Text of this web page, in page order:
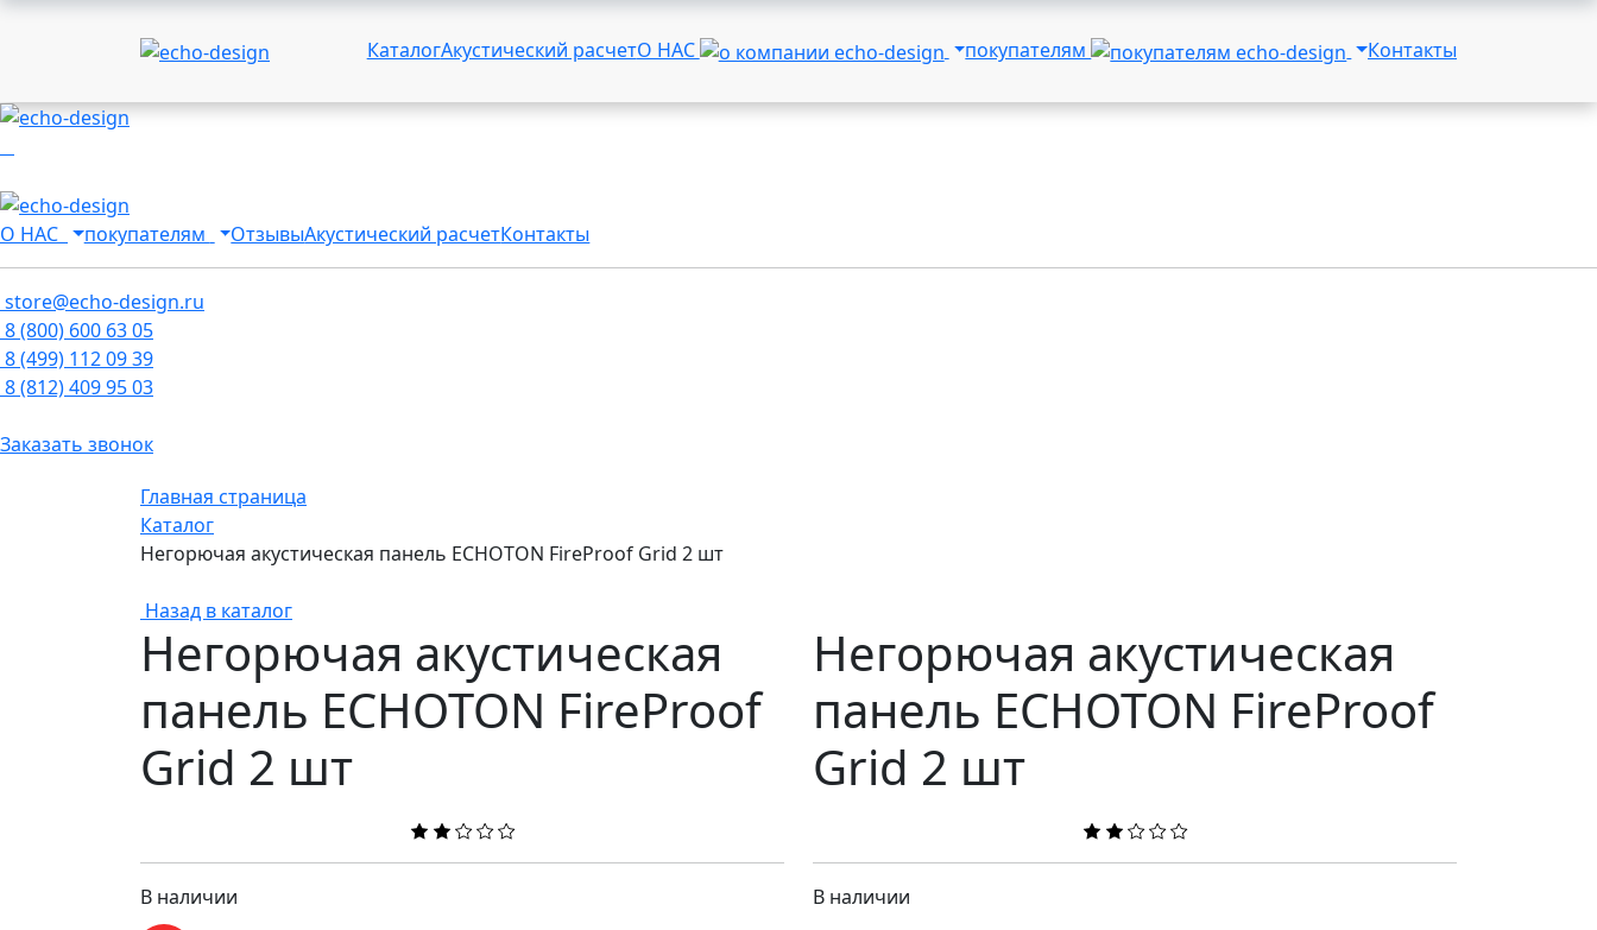
КаталогАкустический расчетО НАС покупателям Контакты
О НАС покупателям ОтзывыАкустический расчетКонтакты
store@echo-design.ru
8 (800) 600 63 05
8 (499) 112 09 39
8 (812) 409 95 03
Заказать звонок
Главная страница
Каталог
Негорючая акустическая панель ECHOTON FireProof Grid 2 шт
Назад в каталог
Негорючая акустическая
панель ECHOTON FireProof
Grid 2 шт
В наличии
Негорючая акустическая
панель ECHOTON FireProof
Grid 2 шт
В наличии